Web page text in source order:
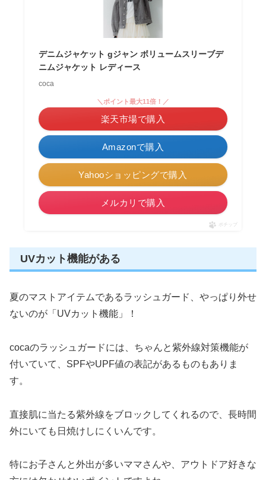
デニムジャケット gジャン ボリュームスリーブデ
ニムジャケット レディース
coca
Amazonで購入
＼ポイント最大11倍！／
楽天市場で購入
Yahooショッピングで購入
メルカリで購入
ポチップ
UVカット機能がある
夏のマストアイテムであるラッシュガード、やっぱり外せ
ないのが「UVカット機能」！
cocaのラッシュガードには、ちゃんと紫外線対策機能が
付いていて、SPFやUPF値の表記があるものもありま
す。
直接肌に当たる紫外線をブロックしてくれるので、長時間
外にいても日焼けしにくいんです。
特にお子さんと外出が多いママさんや、アウトドア好きな